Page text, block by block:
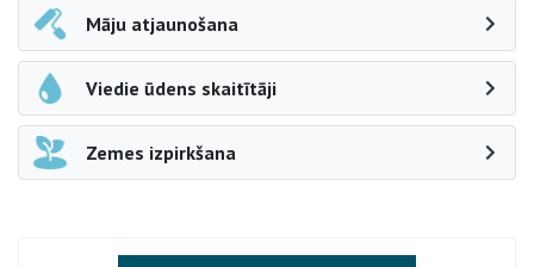
Māju atjaunošana
Viedie ūdens skaitītāji
Zemes izpirkšana